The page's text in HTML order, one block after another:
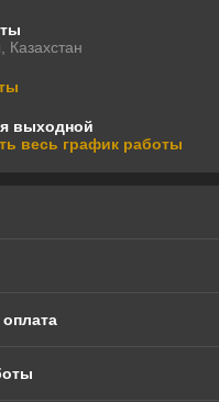
Казахстан
выходной
весь график работы